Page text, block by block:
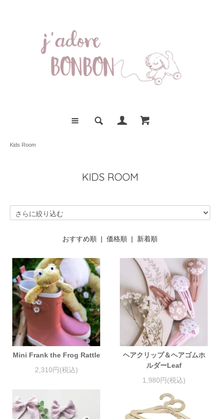
Kids Room
KIDS ROOM
おすすめ順 | 価格順 | 新着順
Mini Frank the Frog Rattle
2,310円(税込)
ヘアクリップ＆ヘアゴムホ
ルダーLeaf
1,980円(税込)